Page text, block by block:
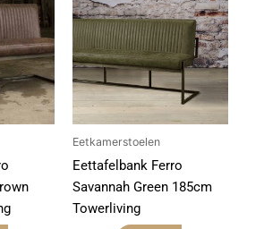
Eetkamerstoelen
Eettafelbank Ferro
Savannah Green 185cm
Towerliving